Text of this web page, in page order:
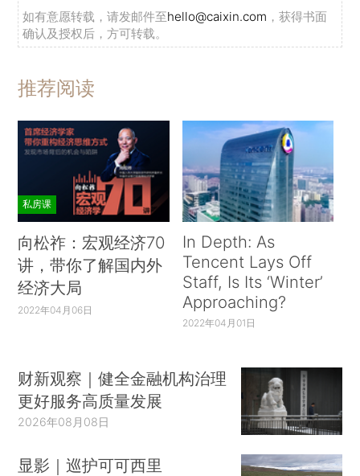
如有意愿转载，请发邮件至hello@caixin.com ，获得书面
确认及授权后，方可转载。
推荐阅读
私房课
向松祚：宏观经济70
讲，带你了解国内外
经济大局
2022年04月06日
In Depth: As
Tencent Lays Off
Staff, Is Its ‘Winter’
Approaching?
2022年04月01日
财新观察｜健全金融机构治理
更好服务高质量发展
2026年08月08日
显影｜巡护可可西里